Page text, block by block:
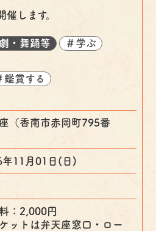
催します。
・舞踊等 ＃学ぶ
鑑賞する
（香南市赤岡町795番
年11月01日(日)
：2,000円
ットは弁天座窓口・ロー